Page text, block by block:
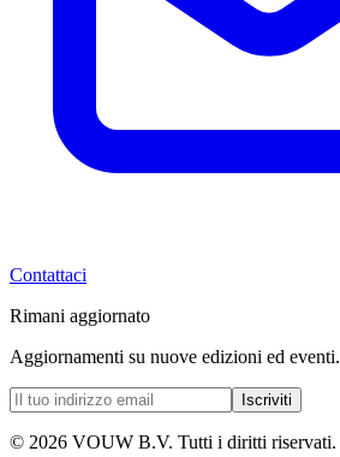
Contattaci
Rimani aggiornato
Aggiornamenti su nuove edizioni ed eventi.
Iscriviti
© 2026 VOUW B.V. Tutti i diritti riservati.